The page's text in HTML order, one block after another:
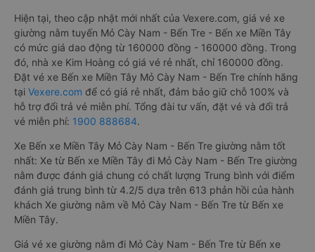
Hiện tại, theo cập nhật mới nhất của Vexere.com, giá vé xe
giường nằm tuyến Mỏ Cày Nam - Bến Tre - Bến xe Miền Tây
có mức giá dao động từ 160000 đồng - 160000 đồng. Trong
đó, nhà xe Kim Hoàng có giá vé rẻ nhất, chỉ 160000 đồng.
Đặt vé xe Bến xe Miền Tây Mỏ Cày Nam - Bến Tre chính hãng
tại Vexere.com để có giá rẻ nhất, đảm bảo giữ chỗ 100% và
hỗ trợ đổi trả vé miễn phí. Tổng đài tư vấn, đặt vé và đổi trả
vé miễn phí: 1900 888684.
Xe Bến xe Miền Tây Mỏ Cày Nam - Bến Tre giường nằm tốt
nhất: Xe từ Bến xe Miền Tây đi Mỏ Cày Nam - Bến Tre giường
nằm được đánh giá chung có chất lượng Trung bình với điểm
đánh giá trung bình từ 4.2/5 dựa trên 613 phản hồi của hành
khách Xe giường nằm về Mỏ Cày Nam - Bến Tre từ Bến xe
Miền Tây.
Giá vé xe giường nằm đi Mỏ Cày Nam - Bến Tre từ Bến xe